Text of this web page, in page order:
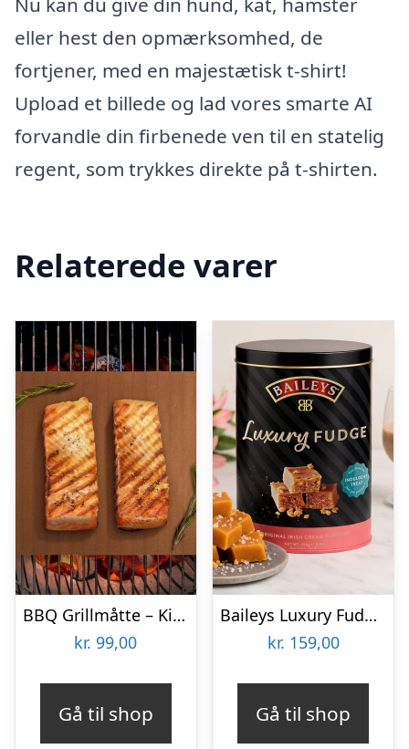
eller hest den opmærksomhed, de
fortjener, med en majestætisk t-shirt!
Upload et billede og lad vores smarte AI
forvandle din firbenede ven til en statelig
regent, som trykkes direkte på t-shirten.
Relaterede varer
BBQ Grillmåtte – KitchPro
kr. 99,00
Gå til shop
Baileys Luxury Fudge 250 gram
kr. 159,00
Gå til shop